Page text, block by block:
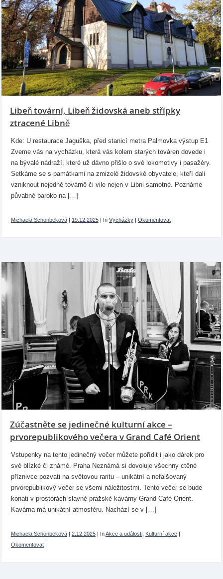
Libeň tovární, Libeň židovská aneb střípky
ztracené Libně
Kde: U restaurace Jaguška, před stanicí metra Palmovka výstup E1
Zveme vás na vycházku, která vás kolem starých továren dovede i
na bývalé nádraží, které už dávno přišlo o své lokomotivy i pasažéry.
Setkáme se s památkami na zmizelé židovské obyvatele, kteří dali
vzniknout nejedné továrně či vile nejen v Libni samotné. Poznáme
půvabné baroko na […]
Michaela Schönbeková| 19.12.2025| In Vycházky| Okomentovat|
Zúčastněte se jedinečné kulturní akce –
prvorepublikového večera v Grand Café Orient
Vstupenky na tento jedinečný večer můžete pořídit i jako dárek pro
své blízké či známé. Praha Neznámá si dovoluje všechny ctěné
příznivce pozvati na světovou raritu – unikátní a nefalšovaný
prvorepublikový večer se všemi náležitostmi. Tento večer se bude
konati v prostorách slavné pražské kavárny Grand Café Orient.
Kavárna má unikátní atmosféru. Nachází se v […]
Michaela Schönbeková| 2.12.2025| InAkce a události, Kulturní akce|
Okomentovat|